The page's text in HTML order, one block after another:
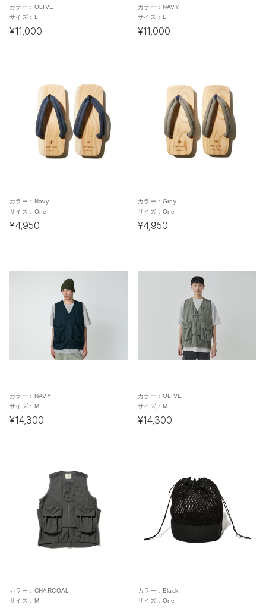
カラー： OLIVE
サイズ： L
¥11,000
カラー： NAVY
サイズ： L
¥11,000
カラー： Navy
サイズ： One
¥4,950
カラー： Grey
サイズ： One
¥4,950
カラー： NAVY
サイズ： M
¥14,300
カラー： OLIVE
サイズ： M
¥14,300
カラー： CHARCOAL
サイズ： M
カラー： Black
サイズ： One